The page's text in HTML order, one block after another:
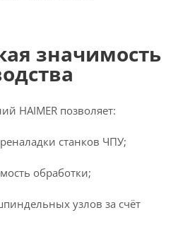
значимость
HAIMER позволяет:
станков ЧПУ;
обработки;
узлов за счёт